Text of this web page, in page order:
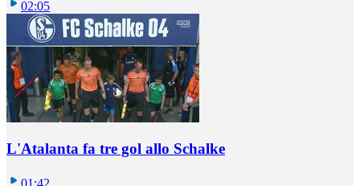
02:05
L'Atalanta fa tre gol allo Schalke
01:42